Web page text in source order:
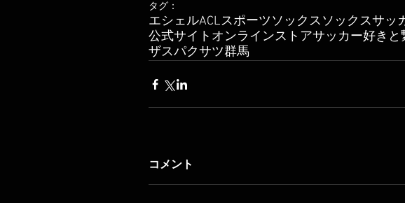
タグ：
エシェルACLスポーツソックスソックスサッ
公式サイト オンラインストアサッカー好きと
ザスパクサツ群馬
コメント